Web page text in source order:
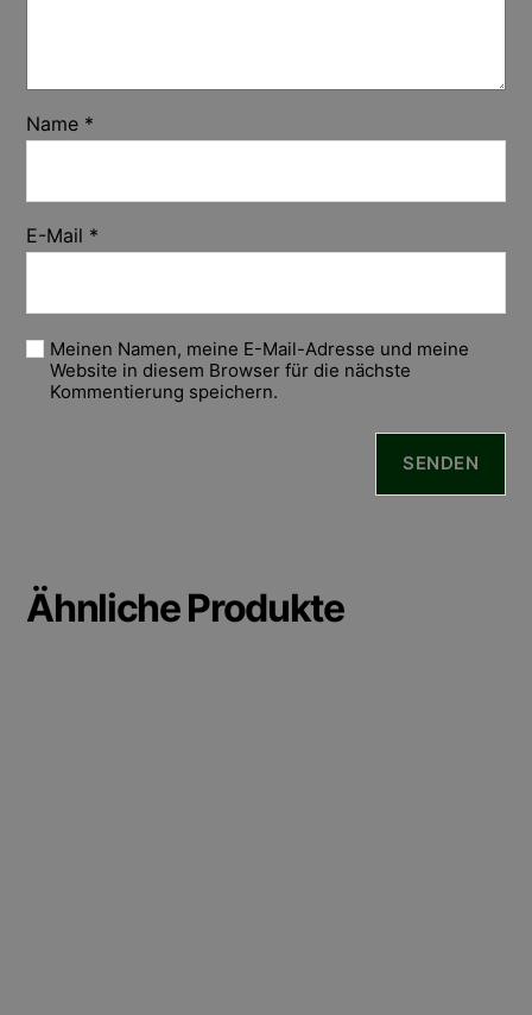
Name *
E-Mail *
Meinen Namen, meine E-Mail-Adresse und meine
Website in diesem Browser für die nächste
Kommentierung speichern.
Ähnliche Produkte